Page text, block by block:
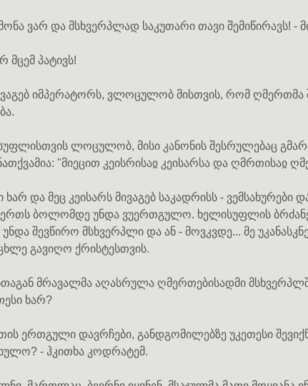
ვარ და მსხვერპლად საკუთარი თავი შემიწირავს! -
მცემ პატივს!
იმპერატორს, ვლოცულობ მისთვის, რომ ღმერთმა
ლოცულობ, მისი კანონის შესრულებაც
"მიეცით კეისრისაჲ კეისარსა და ღმრთისაჲ
და მეც კეისარს მივაგებ საკადრისს - ვემსახურები
ბოლომდე უნდა ვუერთგულო. ხელისუფლის
შევწირო მსხვერპლი და ან - მოვკვდე... მე
გავიღო ქრისტესთვის.
მრავალმა აღასრულა ღმერთებისადმი
ხარ?
ერთგული დავრჩები, განდგომილებზე უკეთესი
- ჰკითხა კოდრატემ.